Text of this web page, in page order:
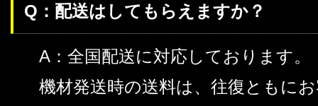
Q：配送はしてもらえますか？
A：全国配送に対応しております。
機材発送時の送料は、往復ともに